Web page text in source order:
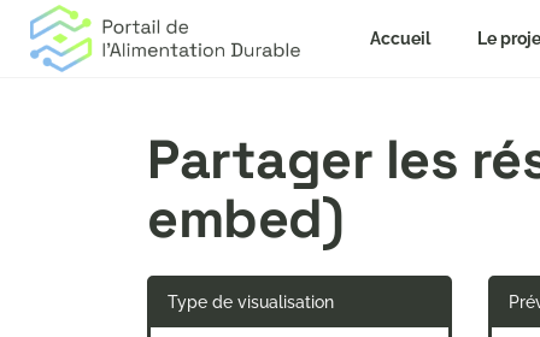
Accueil Le
Partager les
embed)
Type de visualisation